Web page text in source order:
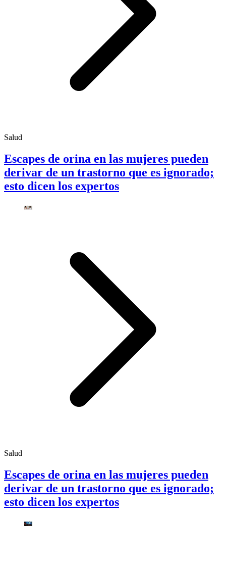
Salud
Escapes de orina en las mujeres pueden
derivar de un trastorno que es ignorado;
esto dicen los expertos
Salud
Escapes de orina en las mujeres pueden
derivar de un trastorno que es ignorado;
esto dicen los expertos